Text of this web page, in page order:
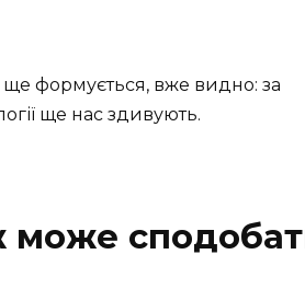
ще формується, вже видно: за
ще нас здивують.
може